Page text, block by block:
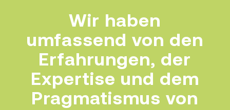
Wir haben
umfassend von den
Erfahrungen, der
Expertise und dem
Pragmatismus von